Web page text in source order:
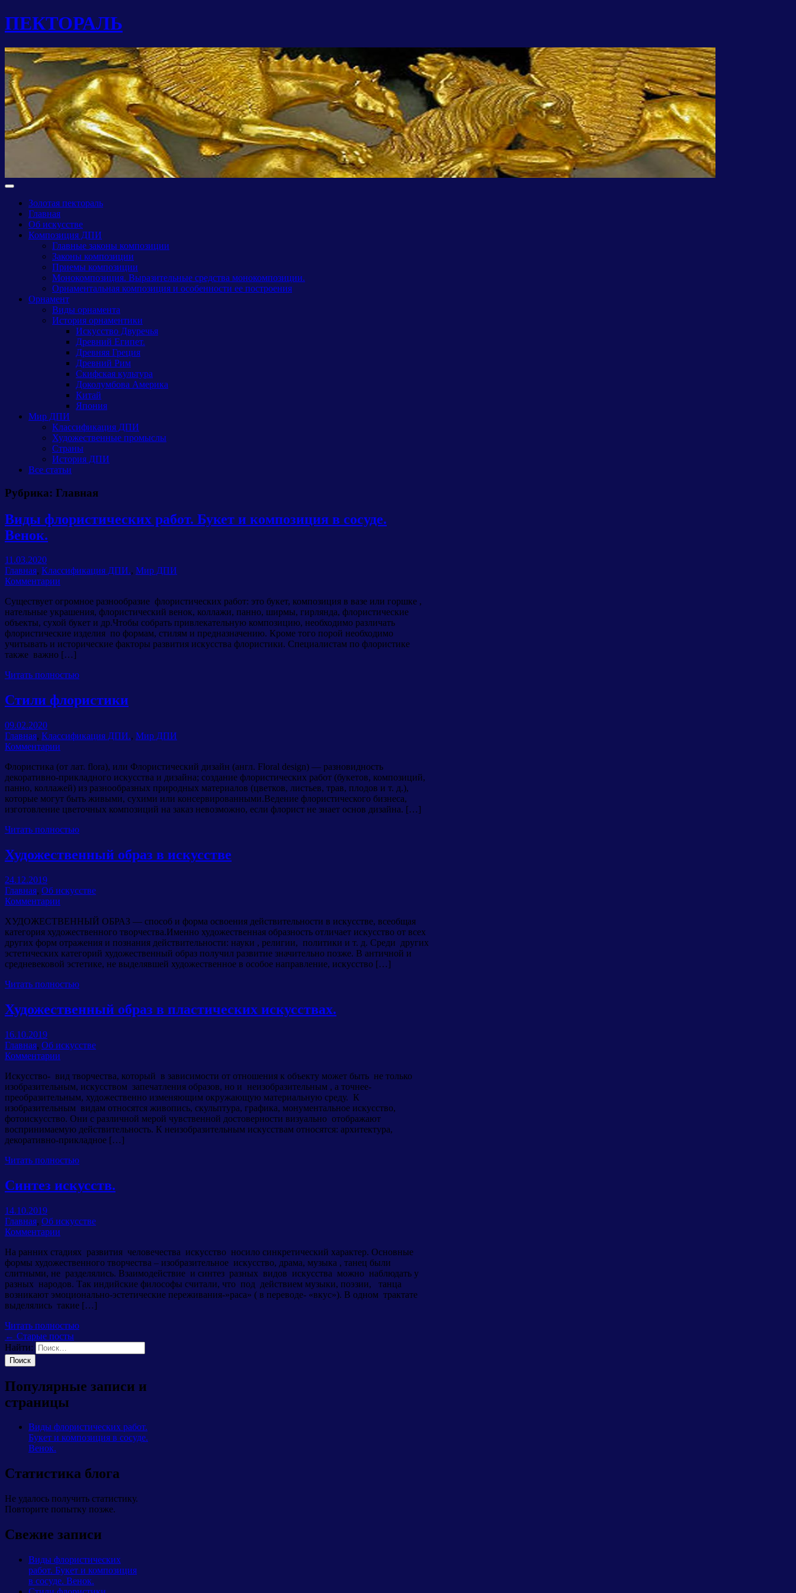
ПЕКТОРАЛЬ
Золотая пектораль
Главная
Об искусстве
Композиция ДПИ
Главные законы композиции
Законы композиции
Приемы композиции
Монокомпозиция. Выразительные средства монокомпозиции.
Орнаментальная композиция и особенности ее построения
Орнамент
Виды орнамента
История орнаментики
Искусство Двуречья
Древний Египет.
Древняя Греция
Древний Рим
Скифская культура
Доколумбова Америка
Китай
Япония
Мир ДПИ
Классификация ДПИ
Художественные промыслы
Страны
История ДПИ
Все статьи
Рубрика: Главная
Виды флористических работ. Букет и композиция в сосуде.
Венок.
11.03.2020
Главная, Классификация ДПИ., Мир ДПИ
Комментарии
Существует огромное разнообразие флористических работ: это букет, композиция в вазе или горшке ,
нательные украшения, флористический венок, коллажи, панно, ширмы, гирлянда, флористические
объекты, сухой букет и др.Чтобы собрать привлекательную композицию, необходимо различать
флористические изделия по формам, стилям и предназначению. Кроме того порой необходимо
учитывать и исторические факторы развития искусства флористики. Специалистам по флористике
также важно […]
Читать полностью
Стили флористики
09.02.2020
Главная, Классификация ДПИ., Мир ДПИ
Комментарии
Флористика (от лат. flora), или Флористический дизайн (англ. Floral design) — разновидность
декоративно-прикладного искусства и дизайна; создание флористических работ (букетов, композиций,
панно, коллажей) из разнообразных природных материалов (цветков, листьев, трав, плодов и т. д.),
которые могут быть живыми, сухими или консервированными.Ведение флористического бизнеса,
изготовление цветочных композиций на заказ невозможно, если флорист не знает основ дизайна. […]
Читать полностью
Художественный образ в искусстве
24.12.2019
Главная, Об искусстве
Комментарии
ХУДОЖЕСТВЕННЫЙ ОБРАЗ — способ и форма освоения действительности в искусстве, всеобщая
категория художественного творчества.Именно художественная образность отличает искусство от всех
других форм отражения и познания действительности: науки , религии, политики и т. д. Среди других
эстетических категорий художественный образ получил развитие значительно позже. В античной и
средневековой эстетике, не выделявшей художественное в особое направление, искусство […]
Читать полностью
Художественный образ в пластических искусствах.
16.10.2019
Главная, Об искусстве
Комментарии
Искусство- вид творчества, который в зависимости от отношения к объекту может быть не только
изобразительным, искусством запечатления образов, но и неизобразительным , а точнее-
преобразительным, художественно изменяющим окружающую материальную среду. К
изобразительным видам относятся живопись, скульптура, графика, монументальное искусство,
фотоискусство. Они с различной мерой чувственной достоверности визуально отображают
воспринимаемую действительность. К неизобразительным искусствам относятся: архитектура,
декоративно-прикладное […]
Читать полностью
Синтез искусств.
14.10.2019
Главная, Об искусстве
Комментарии
На ранних стадиях развития человечества искусство носило синкретический характер. Основные
формы художественного творчества – изобразительное искусство, драма, музыка , танец были
слитными, не разделялись. Взаимодействие и синтез разных видов искусства можно наблюдать у
разных народов. Так индийские философы считали, что под действием музыки, поэзии, танца
возникают эмоционально-эстетические переживания-»раса» ( в переводе- «вкус»). В одном трактате
выделялись такие […]
Читать полностью
← Старые посты
Найти:
Популярные записи и
страницы
Виды флористических работ.
Букет и композиция в сосуде.
Венок.
Статистика блога
Не удалось получить статистику.
Повторите попытку позже.
Свежие записи
Виды флористических
работ. Букет и композиция
в сосуде. Венок.